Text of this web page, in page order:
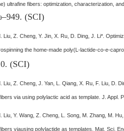
ultrafine fibers: optimization, characterization,
–949. (SCI)
Liu, Z. Cheng, Y. Jin, X. Ru, D. Ding, J. Li*.
the home-made poly(L-lactide-co-e-
(SCI)
Liu, Z. Cheng, J. Yan, L. Qiang, X. Ru, F. Liu, D.
via using polylactic acid as template. J. Appl.
Liu, Y. Wang, Z. Cheng, L. Song, M. Zhang, M.
viausing polylactide as templates. Mat. Sci.